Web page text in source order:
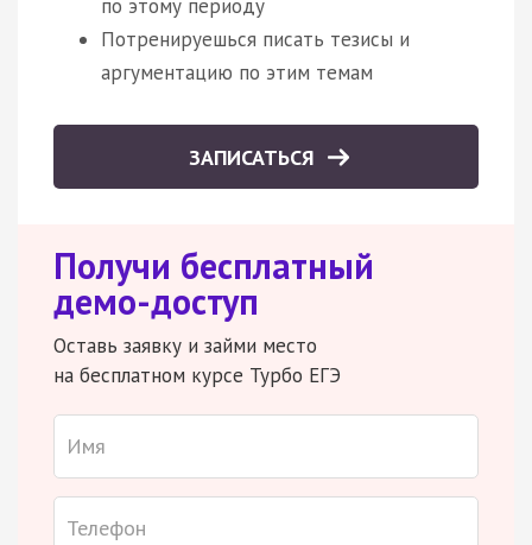
по этому периоду
Потренируешься писать тезисы и
аргументацию по этим темам
ЗАПИСАТЬСЯ
Получи бесплатный
демо-доступ
Оставь заявку и займи место
на бесплатном курсе Турбо ЕГЭ